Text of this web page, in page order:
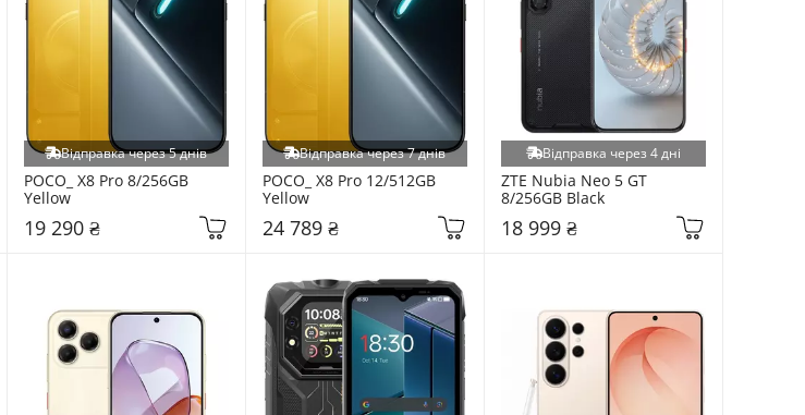
Відправка через 5 днів
POCO_ X8 Pro 8/256GB
Yellow
19 290 ₴
Відправка через 7 днів
POCO_ X8 Pro 12/512GB
Yellow
24 789 ₴
Відправка через 4 дні
ZTE Nubia Neo 5 GT
8/256GB Black
18 999 ₴